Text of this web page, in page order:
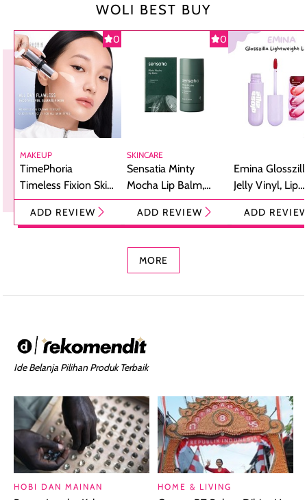
WOLI BEST BUY
0
MAKEUP
TimePhoria
Timeless Fixion Skin
Tint Stick,
Foundation dan
ADD REVIEW
0
SKINCARE
Sensatia Minty
Mocha Lip Balm,
Pelembap Bibir
dengan Aroma
ADD REVIEW
Emina
Jelly Vinyl, Lip
Cream Glossy
Ringan
ADD
MORE
Ide Belanja Pilihan Produk Terbaik
HOBI DAN MAINAN HOME & LIVING